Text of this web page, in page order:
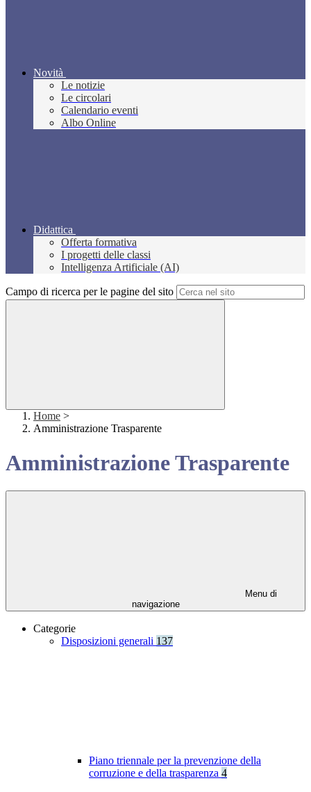
Novità
Le notizie
Le circolari
Calendario eventi
Albo Online
Didattica
Offerta formativa
I progetti delle classi
Intelligenza Artificiale (AI)
Campo di ricerca per le pagine del sito
Home >
Amministrazione Trasparente
Amministrazione Trasparente
Menu di
navigazione
Categorie
Disposizioni generali 137
Piano triennale per la prevenzione della
corruzione e della trasparenza 4